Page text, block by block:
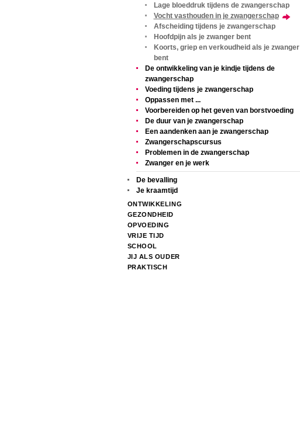
Lage bloeddruk tijdens de zwangerschap
Vocht vasthouden in je zwangerschap
Afscheiding tijdens je zwangerschap
Hoofdpijn als je zwanger bent
Koorts, griep en verkoudheid als je zwanger
bent
De ontwikkeling van je kindje tijdens de
zwangerschap
Voeding tijdens je zwangerschap
Oppassen met ...
Voorbereiden op het geven van borstvoeding
De duur van je zwangerschap
Een aandenken aan je zwangerschap
Zwangerschapscursus
Problemen in de zwangerschap
Zwanger en je werk
De bevalling
Je kraamtijd
ONTWIKKELING
GEZONDHEID
OPVOEDING
VRIJE TIJD
SCHOOL
JIJ ALS OUDER
PRAKTISCH